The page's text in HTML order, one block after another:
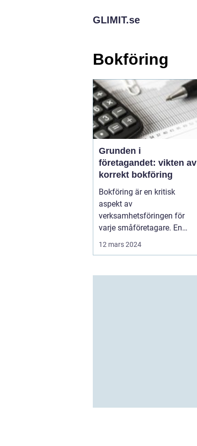
GLIMIT.se
Bokföring
Grunden i
företagandet: vikten av
korrekt bokföring
Bokföring är en kritisk
aspekt av
verksamhetsföringen för
varje småföretagare. En
välorganiserad bok...
12 mars 2024